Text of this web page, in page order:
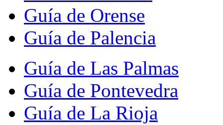
Guía de Orense
Guía de Palencia
Guía de Las Palmas
Guía de Pontevedra
Guía de La Rioja